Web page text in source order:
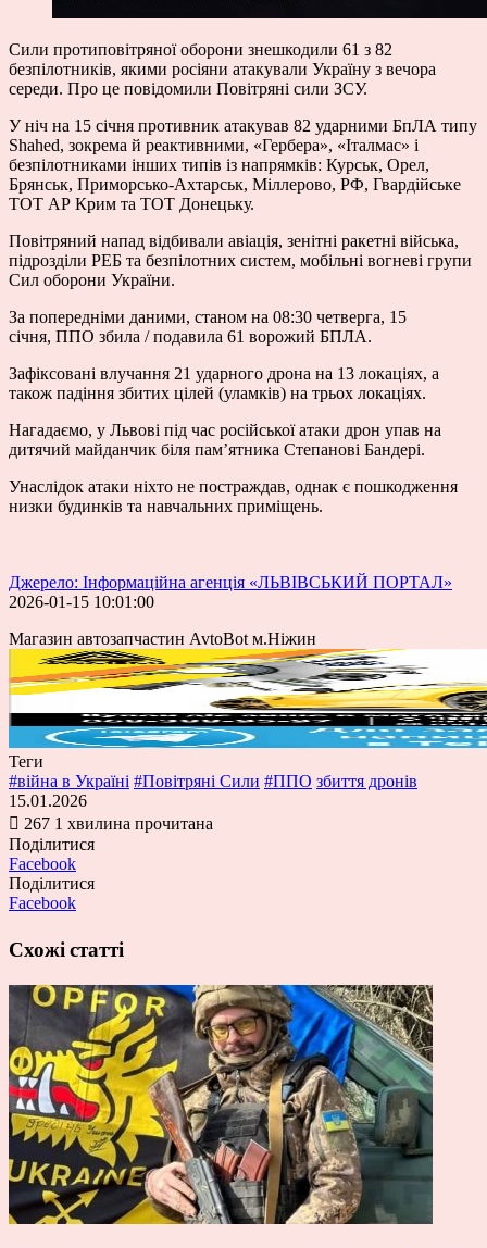
Сили протиповітряної оборони знешкодили 61 з 82
безпілотників, якими росіяни атакували Україну з вечора
середи. Про це повідомили Повітряні сили ЗСУ.
У ніч на 15 січня противник атакував 82 ударними БпЛА типу
Shahed, зокрема й реактивними, «Гербера», «Італмас» і
безпілотниками інших типів із напрямків: Курськ, Орел,
Брянськ, Приморсько-Ахтарськ, Міллерово, РФ, Гвардійське
ТОТ АР Крим та ТОТ Донецьку.
Повітряний напад відбивали авіація, зенітні ракетні війська,
підрозділи РЕБ та безпілотних систем, мобільні вогневі групи
Сил оборони України.
За попередніми даними, станом на 08:30 четверга, 15
січня, ППО збила / подавила 61 ворожий БПЛА.
Зафіксовані влучання 21 ударного дрона на 13 локаціях, а
також падіння збитих цілей (уламків) на трьох локаціях.
Нагадаємо, у Львові під час російської атаки дрон упав на
дитячий майданчик біля памʼятника Степанові Бандері.
Унаслідок атаки ніхто не постраждав, однак є пошкодження
низки будинків та навчальних приміщень.
Джерело: Інформаційна агенція «ЛЬВІВСЬКИЙ ПОРТАЛ»
2026-01-15 10:01:00
Магазин автозапчастин AvtoBot м.Ніжин
Теги
#війна в Україні #Повітряні Сили #ППО збиття дронів
15.01.2026
267 1 хвилина прочитана
Поділитися
Facebook
Поділитися
Facebook
Схожі статті